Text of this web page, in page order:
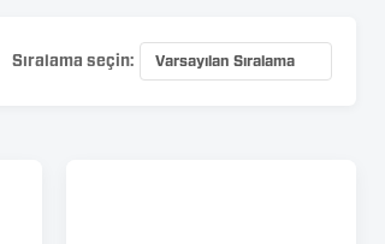
Sıralama seçin: